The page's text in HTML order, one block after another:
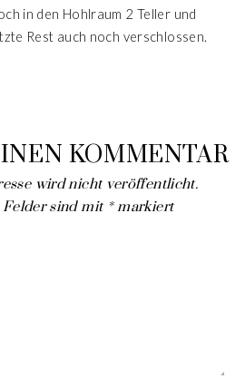
in den Hohlraum 2 Teller und
Rest auch noch verschlossen.
KOMMENTAR
wird nicht veröffentlicht.
sind mit *markiert